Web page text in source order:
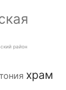
район
храм